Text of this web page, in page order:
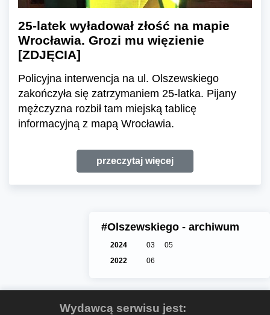
25-latek wyładował złość na mapie
Wrocławia. Grozi mu więzienie
[ZDJĘCIA]
Policyjna interwencja na ul. Olszewskiego
zakończyła się zatrzymaniem 25-latka. Pijany
mężczyzna rozbił tam miejską tablicę
informacyjną z mapą Wrocławia.
przeczytaj więcej
#Olszewskiego - archiwum
2024 03
05
2022
06
Wydawcą serwisu jest: